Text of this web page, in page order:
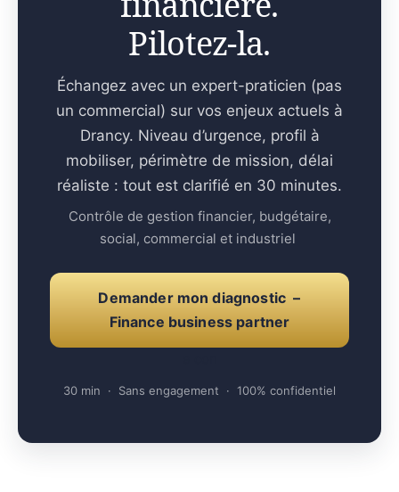
Pilotez-la.
Échangez avec un expert-praticien (pas
un commercial) sur vos enjeux actuels à
Drancy. Niveau d’urgence, profil à
mobiliser, périmètre de mission, délai
réaliste : tout est clarifié en 30 minutes.
Contrôle de gestion financier, budgétaire,
social, commercial et industriel
Demander mon diagnostic –
Finance business partner
30 min · Sans engagement · 100% confidentiel